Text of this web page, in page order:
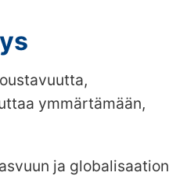
ymmärtämään,
ja globalisaation